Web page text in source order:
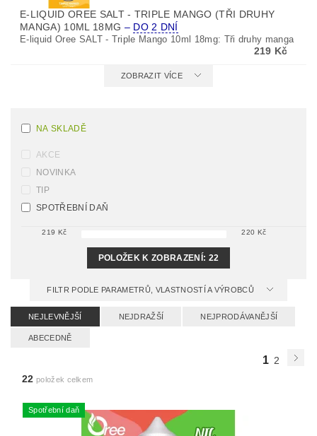
E-LIQUID OREE SALT - TRIPLE MANGO (TŘI DRUHY
MANGA) 10ML 18MG – DO 2 DNÍ
E-liquid Oree SALT - Triple Mango 10ml 18mg: Tři druhy manga
219 Kč
ZOBRAZIT VÍCE
NA SKLADĚ
AKCE
NOVINKA
TIP
SPOTŘEBNÍ DAŇ
219 Kč 220 Kč
POLOŽEK K ZOBRAZENÍ: 22
FILTR PODLE PARAMETRŮ, VLASTNOSTÍ A VÝROBCŮ
NEJLEVNĚJŠÍ NEJDRAŽŠÍ NEJPRODÁVANĚJŠÍ
ABECEDNĚ
1 2
22 položek celkem
Spotřební daň